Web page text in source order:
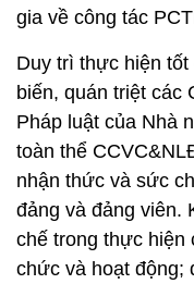
gia về công tác
Duy trì thực hiện
biến, quán triệt các
Pháp luật của Nhà
toàn thể
nhận thức và sức
đảng và đảng viên.
chế trong thực hiện
chức và hoạt động;